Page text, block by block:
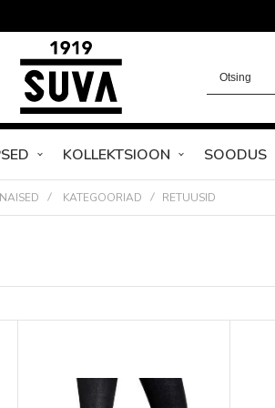
KOLLEKTSIOON SOODUS
NAISED KATEGOORIAD RETUUSID